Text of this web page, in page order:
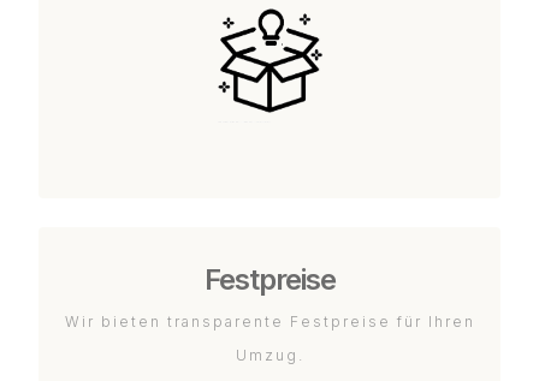
Festpreise
Wir bieten transparente Festpreise für Ihren
Umzug.